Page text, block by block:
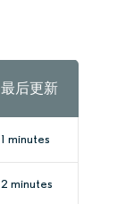
最后更新
1 minutes
2 minutes